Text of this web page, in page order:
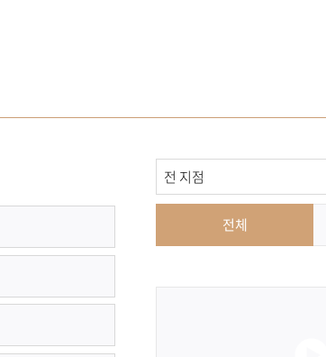
전체